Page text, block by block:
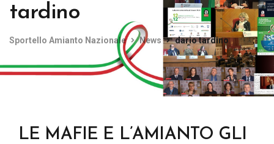
tardino
Sportello Amianto Nazionale News dario tardino
LE MAFIE E L’AMIANTO GLI